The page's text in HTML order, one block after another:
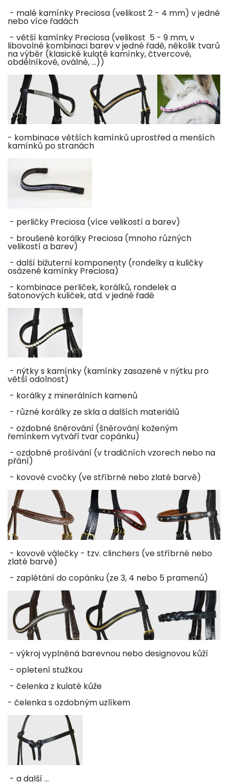
- malé kamínky Preciosa (velikost 2 - 4 mm) v jedné
nebo více řadách
- větší kamínky Preciosa (velikost 5 - 9 mm, v
libovolné kombinaci barev v jedné řadě, několik tvarů
na výběr (klasické kulaté kamínky, čtvercové,
obdélníkové, oválné, ...))
- kombinace větších kamínků uprostřed a menších
kamínků po stranách
- perličky Preciosa (více velikostí a barev)
- broušené korálky Preciosa (mnoho různých
velikostí a barev)
- další bižuterní komponenty (rondelky a kuličky
osázené kamínky Preciosa)
- kombinace perliček, korálků, rondelek a
šatonových kuliček, atd. v jedné řadě
- nýtky s kamínky (kamínky zasazené v nýtku pro
větší odolnost)
- korálky z minerálních kamenů
- různé korálky ze skla a dalších materiálů
- ozdobné šněrování (šněrování koženým
řemínkem vytváří tvar copánku)
- ozdobné prošívání (v tradičních vzorech nebo na
přání)
- kovové cvočky (ve stříbrné nebo zlaté barvě)
- kovové válečky - tzv. clinchers (ve stříbrné nebo
zlaté barvě)
- zaplétání do copánku (ze 3, 4 nebo 5 pramenů)
- výkroj vyplněná barevnou nebo designovou kůží
- opletení stužkou
- čelenka z kulaté kůže
- čelenka s ozdobným uzlíkem
- a další ...